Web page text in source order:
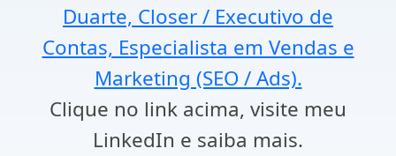
Duarte, Closer / Executivo de
Contas, Especialista em Vendas e
Marketing (SEO / Ads).
Clique no link acima, visite meu
LinkedIn e saiba mais.